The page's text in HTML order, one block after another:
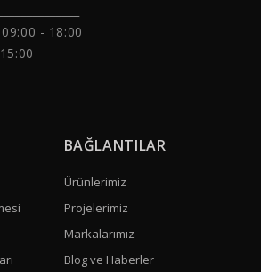
09:00 - 18:00
BAĞLANTILAR
Ürünlerimiz
Projelerimiz
Markalarımız
Blog ve Haberler